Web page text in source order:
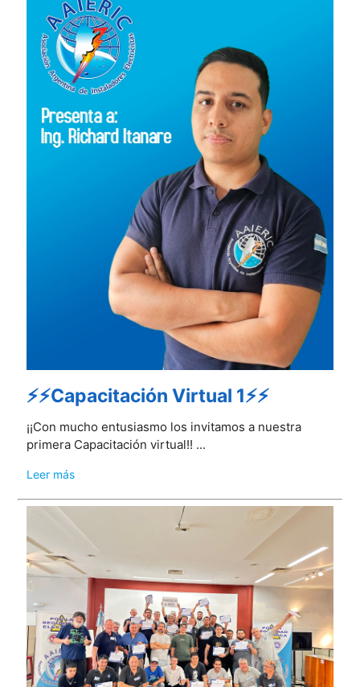
⚡⚡Capacitación Virtual 1⚡⚡
¡¡Con mucho entusiasmo los invitamos a nuestra
primera Capacitación virtual!! ...
Leer más